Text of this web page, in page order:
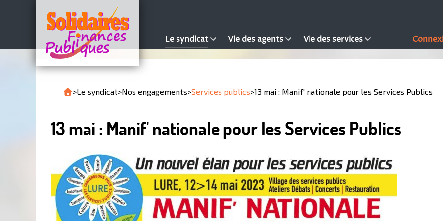
Le syndicat Vie des agents Vie des services
>Le syndicat>Nos engagements>Services publics>13 mai : Manif' nationale pour les Services Publics
13 mai : Manif' nationale pour les Services Publics